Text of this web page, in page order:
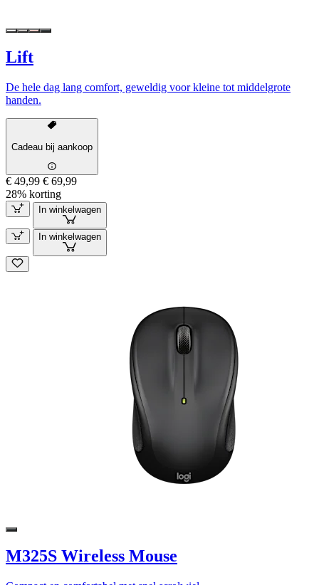
Lift
De hele dag lang comfort, geweldig voor kleine tot middelgrote
handen.
Cadeau bij aankoop
€ 49,99 € 69,99
28% korting
In winkelwagen
In winkelwagen
M325S Wireless Mouse